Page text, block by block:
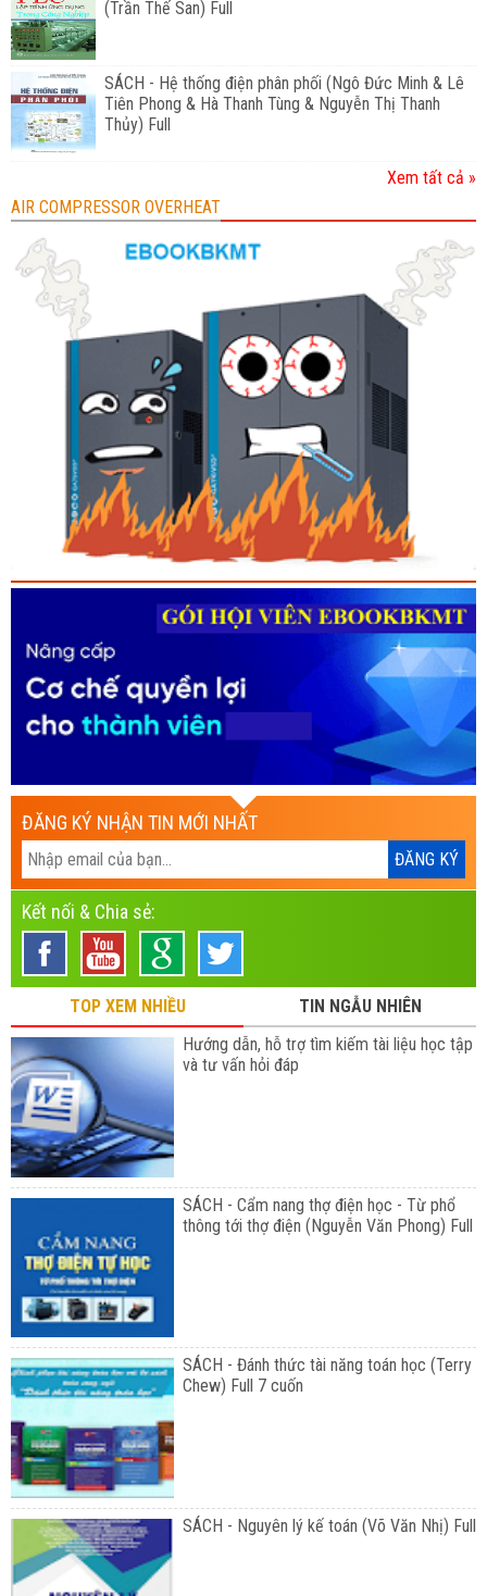
(Trần Thế San) Full
SÁCH - Hệ thống điện phân phối (Ngô Đức Minh & Lê
Tiên Phong & Hà Thanh Tùng & Nguyễn Thị Thanh
Thủy) Full
Xem tất cả »
AIR COMPRESSOR OVERHEAT
ĐĂNG KÝ NHẬN TIN MỚI NHẤT
Kết nối & Chia sẻ:
TOP XEM NHIỀU
TIN NGẪU NHIÊN
Hướng dẫn, hỗ trợ tìm kiếm tài liệu học tập
và tư vấn hỏi đáp
SÁCH - Cẩm nang thợ điện học - Từ phổ
thông tới thợ điện (Nguyễn Văn Phong) Full
SÁCH - Đánh thức tài năng toán học (Terry
Chew) Full 7 cuốn
SÁCH - Nguyên lý kế toán (Võ Văn Nhị) Full